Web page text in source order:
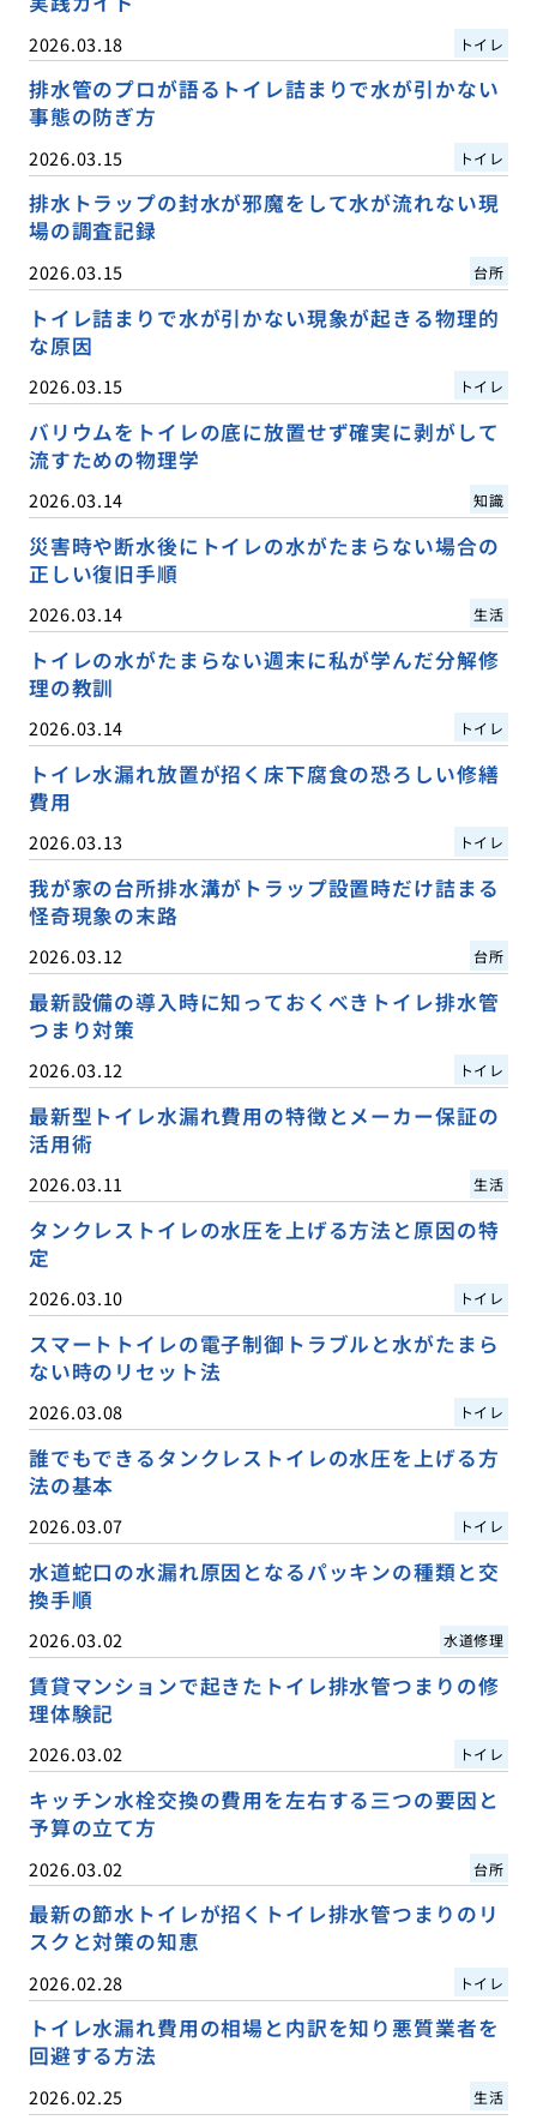
2026.03.18 トイレ
排水管のプロが語るトイレ詰まりで水が引かない
事態の防ぎ方
2026.03.15 トイレ
排水トラップの封水が邪魔をして水が流れない現
場の調査記録
2026.03.15 台所
トイレ詰まりで水が引かない現象が起きる物理的
な原因
2026.03.15 トイレ
バリウムをトイレの底に放置せず確実に剥がして
流すための物理学
2026.03.14 知識
災害時や断水後にトイレの水がたまらない場合の
正しい復旧手順
2026.03.14 生活
トイレの水がたまらない週末に私が学んだ分解修
理の教訓
2026.03.14 トイレ
トイレ水漏れ放置が招く床下腐食の恐ろしい修繕
費用
2026.03.13 トイレ
我が家の台所排水溝がトラップ設置時だけ詰まる
怪奇現象の末路
2026.03.12 台所
最新設備の導入時に知っておくべきトイレ排水管
つまり対策
2026.03.12 トイレ
最新型トイレ水漏れ費用の特徴とメーカー保証の
活用術
2026.03.11 生活
タンクレストイレの水圧を上げる方法と原因の特
定
2026.03.10 トイレ
スマートトイレの電子制御トラブルと水がたまら
ない時のリセット法
2026.03.08 トイレ
誰でもできるタンクレストイレの水圧を上げる方
法の基本
2026.03.07 トイレ
水道蛇口の水漏れ原因となるパッキンの種類と交
換手順
2026.03.02 水道修理
賃貸マンションで起きたトイレ排水管つまりの修
理体験記
2026.03.02 トイレ
キッチン水栓交換の費用を左右する三つの要因と
予算の立て方
2026.03.02 台所
最新の節水トイレが招くトイレ排水管つまりのリ
スクと対策の知恵
2026.02.28 トイレ
トイレ水漏れ費用の相場と内訳を知り悪質業者を
回避する方法
2026.02.25 生活